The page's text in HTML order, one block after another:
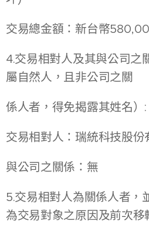
交易總金額：新台幣
4.交易相對人及其與公司之
屬自然人，且非公司之關
係人者，得免揭露其姓名）:
交易相對人：瑞統科技股份
與公司之關係：無
5.交易相對人為關係人者，
為交易對象之原因及前次移